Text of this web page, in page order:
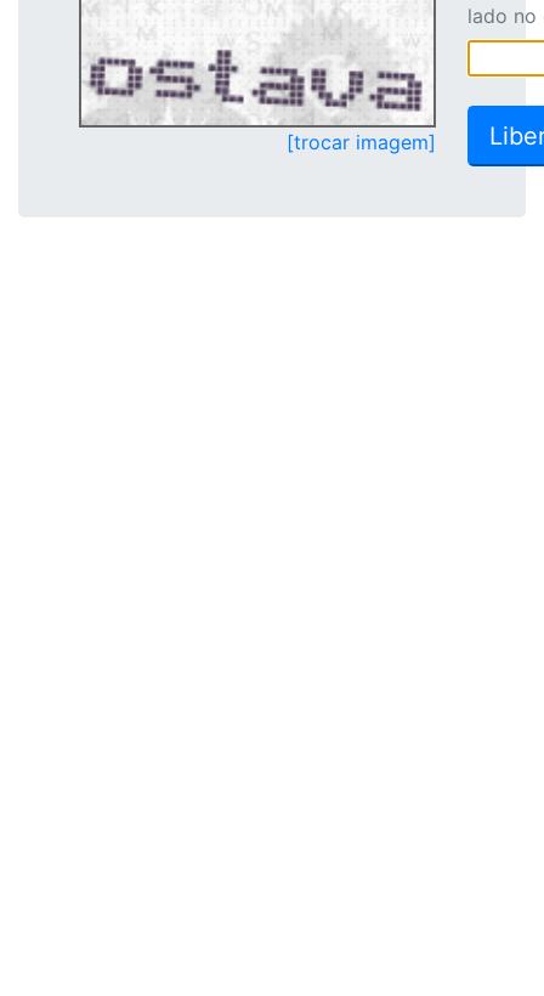
[trocar imagem]
lado no